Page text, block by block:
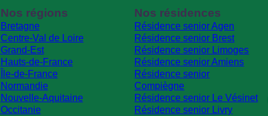
Nos régions
Bretagne
Centre-Val de Loire
Grand-Est
Hauts-de-France
Île-de-France
Normandie
Nouvelle-Aquitaine
Occitanie
Nos résidences
Résidence senior Agen
Résidence senior Brest
Résidence senior Limoges
Résidence senior Amiens
Résidence senior
Compiègne
Résidence senior Le Vésinet
Résidence senior Livry